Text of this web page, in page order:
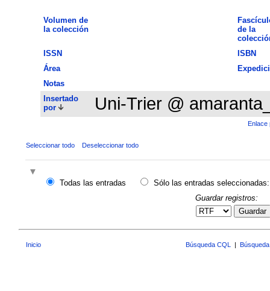
Volumen de
la colección
de la
ISSN
ISBN
Área
Notas
Insertado
por
Uni-Trier @
Enlace
Seleccionar todo Deseleccionar todo
Todas las entradas
Sólo las entradas seleccionadas:
Guardar registros:
Guardar
Inicio Búsqueda CQL